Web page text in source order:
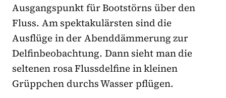
Ausgangspunkt für Bootstörns über den
Fluss. Am spektakulärsten sind die
Ausflüge in der Abenddämmerung zur
Delfinbeobachtung. Dann sieht man die
seltenen rosa Flussdelfine in kleinen
Grüppchen durchs Wasser pflügen.